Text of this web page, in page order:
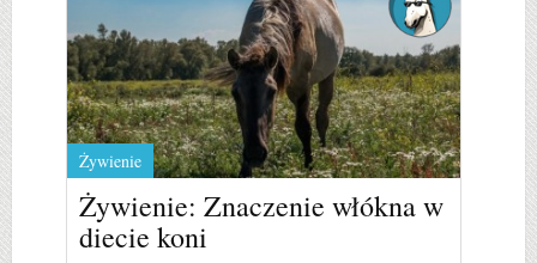
Żywienie
Żywienie: Znaczenie włókna w
diecie koni